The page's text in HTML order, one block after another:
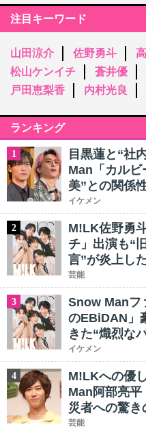
注目キーワード
山田涼介 佐野勇斗
松山ケンイチ
蒼井優
戸田恵梨香
内村光良
ランキング
1
目黒蓮と“社
Man「カルビ
美”との関係
イケメン
2
M!LK佐野勇
チ」出演も“
言”が炎上し
芸能
3
Snow Manフ
のEBiDAN」
きた“熾烈な
イケメン
4
M!LKへの優
Man阿部亮平
災者への驚
芸能